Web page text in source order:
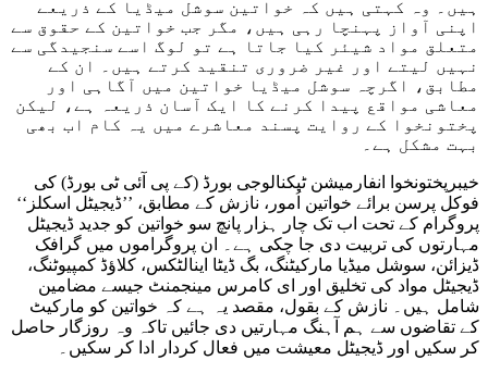
ہیں۔ وہ کہتی ہیں کہ خواتین سوشل میڈیا کے ذریعے
اپنی آواز پہنچا رہی ہیں، مگر جب خواتین کے حقوق سے
متعلق مواد شیئر کیا جاتا ہے تو لوگ اسے سنجیدگی سے
نہیں لیتے اور غیر ضروری تنقید کرتے ہیں۔ ان کے
مطابق، اگرچہ سوشل میڈیا خواتین میں آگاہی اور
معاشی مواقع پیدا کرنے کا ایک آسان ذریعہ ہے، لیکن
پختونخوا کے روایت پسند معاشرے میں یہ کام اب بھی
بہت مشکل ہے۔
خیبرپختونخوا انفارمیشن ٹیکنالوجی بورڈ (کے پی آئی ٹی بورڈ) کی
فوکل پرسن برائے خواتین اُمور، نازش کے مطابق، ’’ڈیجیٹل اسکلز‘‘
پروگرام کے تحت اب تک چار ہزار پانچ سو خواتین کو جدید ڈیجیٹل
مہارتوں کی تربیت دی جا چکی ہے۔ ان پروگراموں میں گرافک
ڈیزائن، سوشل میڈیا مارکیٹنگ، بگ ڈیٹا اینالٹکس، کلاؤڈ کمپیوٹنگ،
ڈیجیٹل مواد کی تخلیق اور ای کامرس مینجمنٹ جیسے مضامین
شامل ہیں۔ نازش کے بقول، مقصد یہ ہے کہ خواتین کو مارکیٹ
کے تقاضوں سے ہم آہنگ مہارتیں دی جائیں تاکہ وہ روزگار حاصل
کر سکیں اور ڈیجیٹل معیشت میں فعال کردار ادا کر سکیں۔